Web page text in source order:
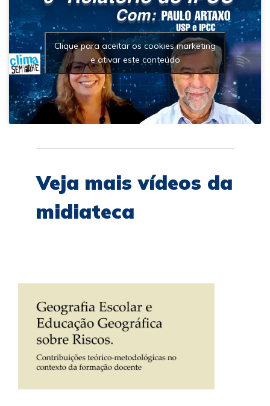
Clique para aceitar os cookies marketing
e ativar este conteúdo
Veja mais vídeos da
midiateca